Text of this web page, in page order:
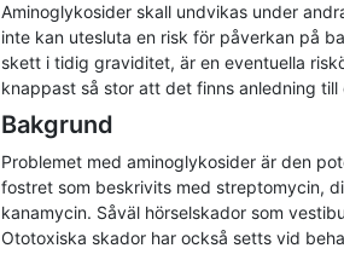
Aminoglykosider skall undvikas under
inte kan utesluta en risk för påverkan på
skett i tidig graviditet, är en eventuella
knappast så stor att det finns anledning till
Bakgrund
Problemet med aminoglykosider är den
fostret som beskrivits med streptomycin,
kanamycin. Såväl hörselskador som
Ototoxiska skador har också setts vid